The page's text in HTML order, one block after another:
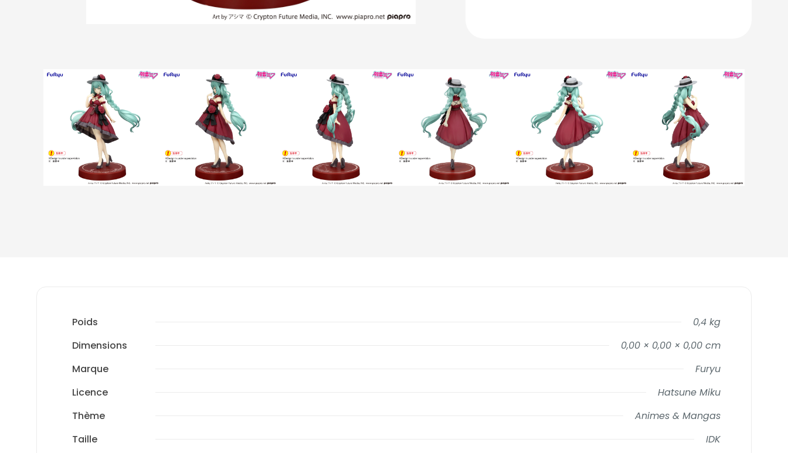
Poids
0,4 kg
Dimensions
0,00 × 0,00 × 0,00 cm
Marque
Furyu
Licence
Hatsune Miku
Thème
Animes & Mangas
Taille
IDK